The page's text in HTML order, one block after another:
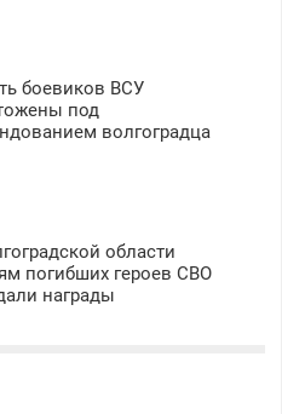
боевиков ВСУ
под
волгоградца
области
погибших героев СВО
награды